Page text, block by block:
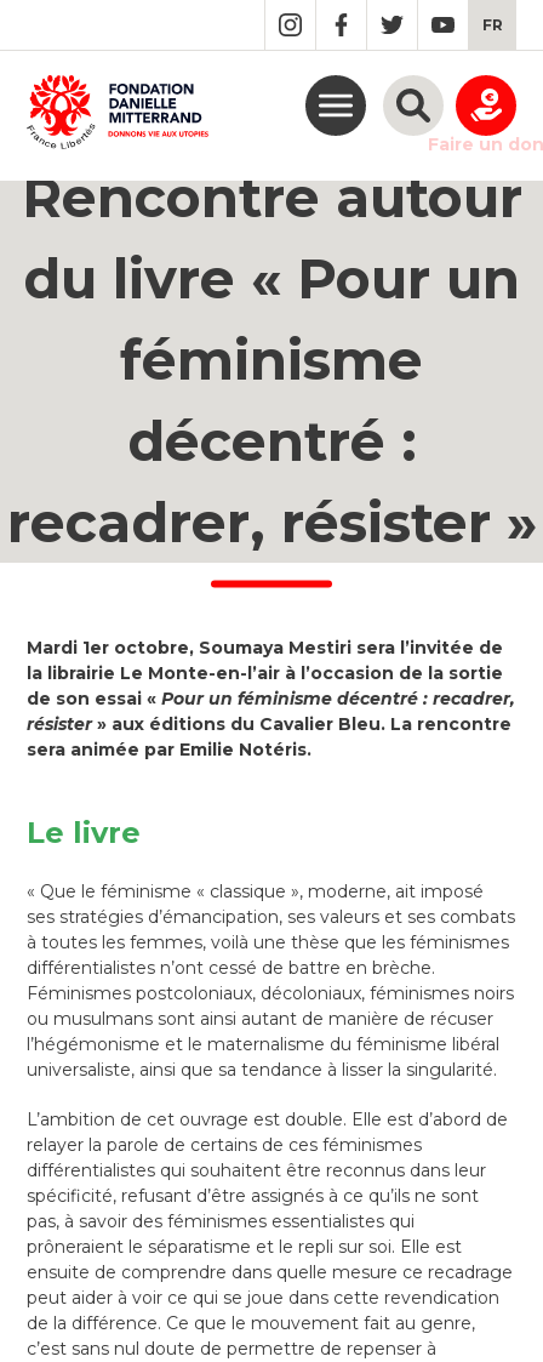
MAIN
CONTENT
FR
Faire un don
Rencontre autour
du livre « Pour un
féminisme
décentré :
recadrer, résister »
Mardi 1er octobre, Soumaya Mestiri sera l’invitée de
la librairie Le Monte-en-l’air à l’occasion de la sortie
de son essai «Pour un féminisme décentré : recadrer,
résister» aux éditions du Cavalier Bleu. La rencontre
sera animée par Emilie Notéris.
Le livre
« Que le féminisme « classique », moderne, ait imposé
ses stratégies d’émancipation, ses valeurs et ses combats
à toutes les femmes, voilà une thèse que les féminismes
différentialistes n’ont cessé de battre en brèche.
Féminismes post­coloniaux, décoloniaux, féminismes noirs
ou musulmans sont ainsi autant de manière de récuser
l’hégémonisme et le maternalisme du féminisme libéral
universaliste, ainsi que sa tendance à lisser la singularité.
L’ambition de cet ouvrage est double. Elle est d’abord de
relayer la parole de certains de ces féminismes
différentialistes qui souhaitent être reconnus dans leur
spécificité, refusant d’être assignés à ce qu’ils ne sont
pas, à savoir des féminismes essentialistes qui
prôneraient le séparatisme et le repli sur soi. Elle est
ensuite de comprendre dans quelle mesure ce recadrage
peut aider à voir ce qui se joue dans cette revendication
de la différence. Ce que le mouvement fait au genre,
c’est sans nul doute de permettre de repenser à